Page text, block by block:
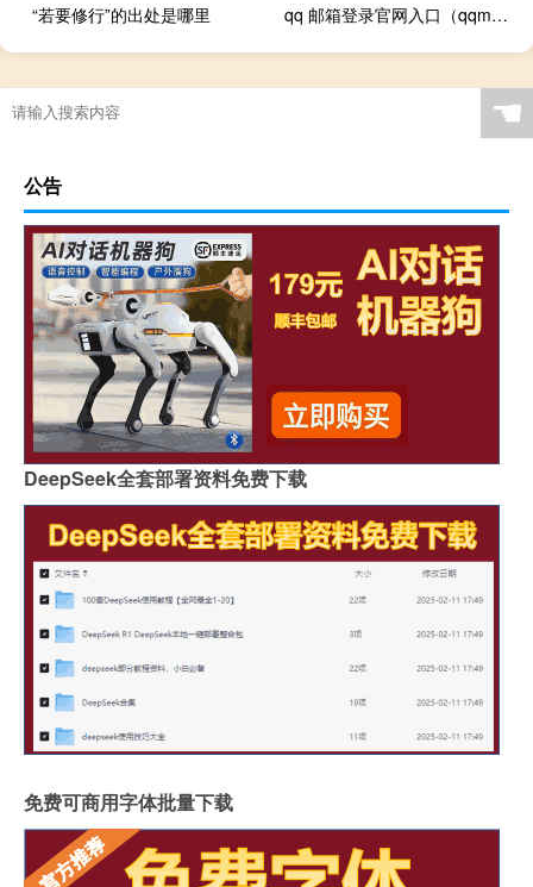
“若要修行”的出处是哪里
qq 邮箱登录官网入口（qqmb邮箱登录入口）
☚
公告
DeepSeek全套部署资料免费下载
免费可商用字体批量下载